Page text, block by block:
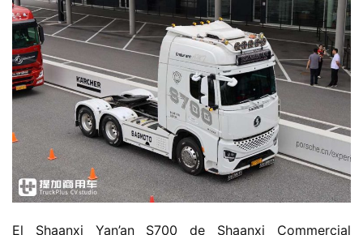
El Shaanxi Yan’an S700 de Shaanxi Commercial